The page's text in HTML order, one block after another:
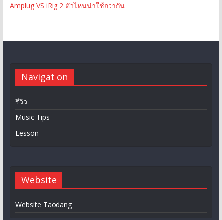
Amplug VS iRig 2 ตัวไหนน่าใช้กว่ากัน
Navigation
รีวิว
Music Tips
Lesson
Website
Website Taodang